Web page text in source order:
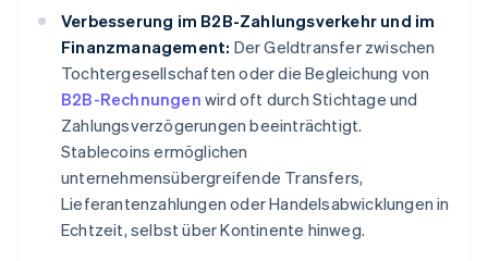
Verbesserung im B2B-Zahlungsverkehr und im
Finanzmanagement: Der Geldtransfer zwischen
Tochtergesellschaften oder die Begleichung von
B2B-Rechnungen wird oft durch Stichtage und
Zahlungsverzögerungen beeinträchtigt.
Stablecoins ermöglichen
unternehmensübergreifende Transfers,
Lieferantenzahlungen oder Handelsabwicklungen in
Echtzeit, selbst über Kontinente hinweg.